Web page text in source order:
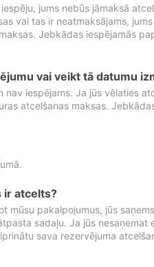
jums nebūs jāmaksā
vai tas ir neatmaksājams,
Jebkādas iespējamās
vai veikt tā datumu
iespējams. Ja jūs vēlaties
atcelšanas maksas.
ir atcelts?
mūsu pakalpojumus, jūs
sadaļu. Ja jūs nesaņemat
sava rezervējuma